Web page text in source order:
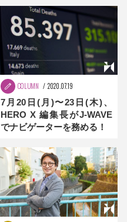
COLUMN 2020.07.19
7月20日(月)〜23日(木)、
HERO X 編集長がJ-WAVE
でナビゲーターを務める！